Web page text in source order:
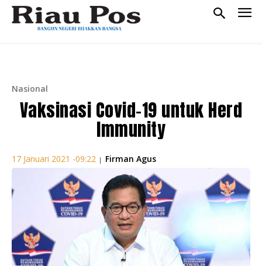
Nasional
Vaksinasi Covid-19 untuk Herd
Immunity
17 Januari 2021 -09:22 | Firman Agus